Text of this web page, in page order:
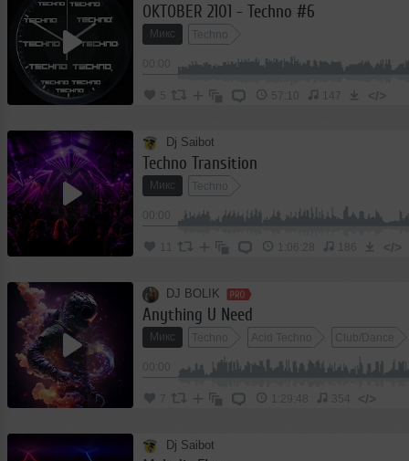
OKTOBER 2101 - Techno #6
Микс Techno
5 57:10 147 </>
Dj Saibot
Techno Transition
Микс Techno
1:06:28 186 </>
DJ BOLIK
Anything U Need
Микс Techno Acid Techno Club/Dance
7 1:29:48 354 </>
Dj Saibot